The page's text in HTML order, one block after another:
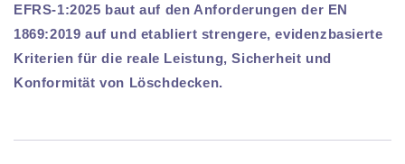
EFRS-1:2025 baut auf den Anforderungen der EN
1869:2019 auf und etabliert strengere, evidenzbasierte
Kriterien für die reale Leistung, Sicherheit und
Konformität von Löschdecken.